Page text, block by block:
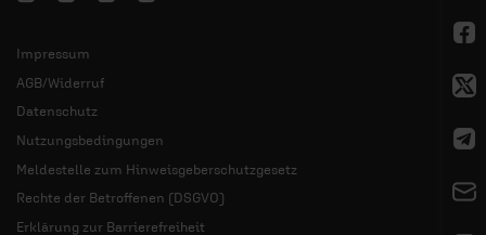
Impressum
AGB/Widerruf
Datenschutz
Nutzungsbedingungen
Meldestelle zum Hinweisgeberschutzgesetz
Rechte der Betroffenen (DSGVO)
Erklärung zur Barrierefreiheit